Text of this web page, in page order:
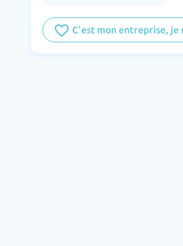
favorite_border C'est mon entreprise, je